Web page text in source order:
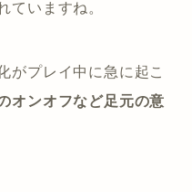
ていますね。
がプレイ中に急に起こ
オンオフなど足元の意